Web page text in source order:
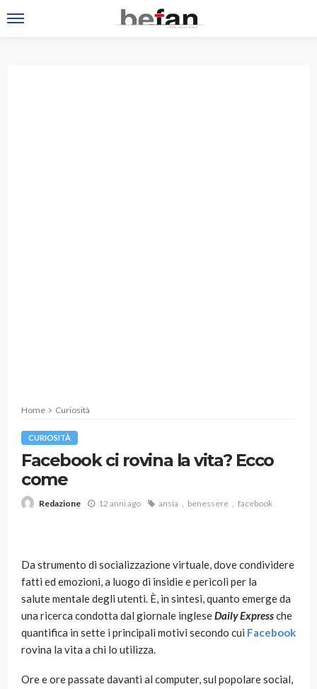
Home Curiosità
CURIOSITÀ
Facebook ci rovina la vita? Ecco
come
Redazione 12 anni ago ansia benessere facebook
Da strumento di socializzazione virtuale, dove condividere
fatti ed emozioni, a luogo di insidie e pericoli per la
salute mentale degli utenti. È, in sintesi, quanto emerge da
una ricerca condotta dal giornale ingleseDaily Expressche
quantifica in sette i principali motivi secondo cui Facebook
rovina la vita a chi lo utilizza.
Ore e ore passate davanti al computer, sul popolare social,